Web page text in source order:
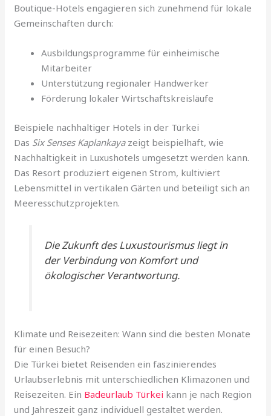
Boutique-Hotels engagieren sich zunehmend für lokale
Gemeinschaften durch:
Ausbildungsprogramme für einheimische
Mitarbeiter
Unterstützung regionaler Handwerker
Förderung lokaler Wirtschaftskreisläufe
Beispiele nachhaltiger Hotels in der Türkei
Das Six Senses Kaplankayazeigt beispielhaft, wie
Nachhaltigkeit in Luxushotels umgesetzt werden kann.
Das Resort produziert eigenen Strom, kultiviert
Lebensmittel in vertikalen Gärten und beteiligt sich an
Meeresschutzprojekten.
Die Zukunft des Luxustourismus liegt in
der Verbindung von Komfort und
ökologischer Verantwortung.
Klimate und Reisezeiten: Wann sind die besten Monate
für einen Besuch?
Die Türkei bietet Reisenden ein faszinierendes
Urlaubserlebnis mit unterschiedlichen Klimazonen und
Reisezeiten. Ein Badeurlaub Türkei kann je nach Region
und Jahreszeit ganz individuell gestaltet werden.